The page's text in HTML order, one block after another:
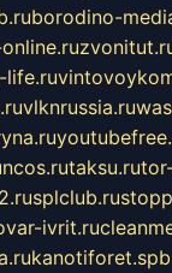
borodino-
life.ru
vlknrussia.ru
taksu.ru
splclub.ru
ivrit.ru